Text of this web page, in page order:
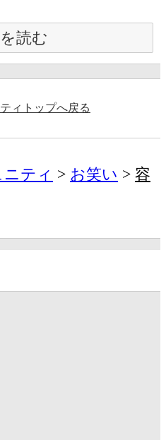
読む
ィトップへ戻る
ティ お笑い
容